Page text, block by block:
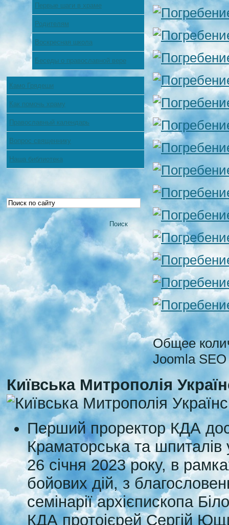
Первые шаги в храме
Родителям
Воскресная школа
Беседы о православной вере
Камо Грядеши
Как помочь храму
Православный календарь
Вопрос священнику
Наша библиотека
Общее
Joomla
Київська Митрополія
Перший проректор КДА
Краматорська та шпиталів
26 січня 2023 року, в
бойових дій, з
семінарії архієпископа
КДА протоієрей Сергій